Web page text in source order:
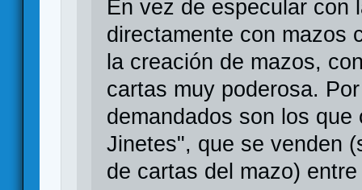
En vez de especular con
directamente con mazos
la creación de mazos,
cartas muy poderosa.
demandados son los
Jinetes", que se venden
de cartas del mazo)